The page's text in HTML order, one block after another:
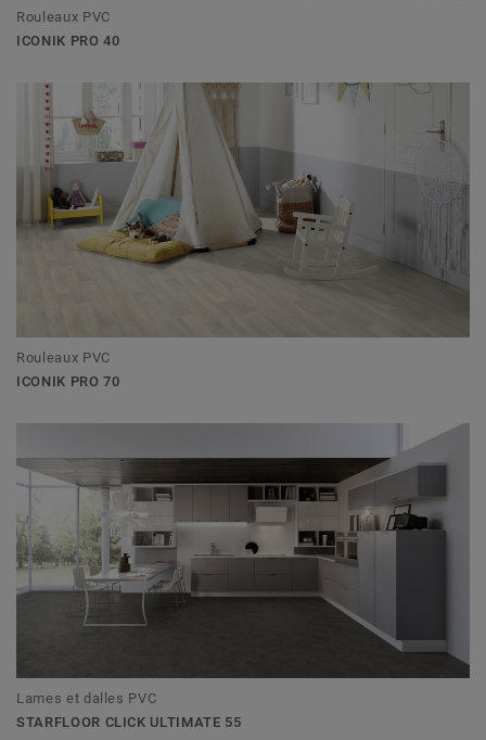
Rouleaux PVC
ICONIK PRO 40
Rouleaux PVC
ICONIK PRO 70
Lames et dalles PVC
STARFLOOR CLICK ULTIMATE 55